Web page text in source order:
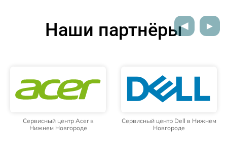
Наши партнёры
Сервисный центр Acer в
Нижнем Новгороде
Сервисный центр Dell в Нижнем
Новгороде